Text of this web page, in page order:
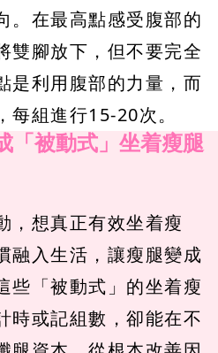
。在最高點感受腹部的
雙腳放下，但不要完全
是利用腹部的力量，而
組進行15-20次。
「被動式」坐着瘦腿
，想真正有效坐着瘦
融入生活，讓瘦腿變成
些「被動式」的坐着瘦
時或記組數，卻能在不